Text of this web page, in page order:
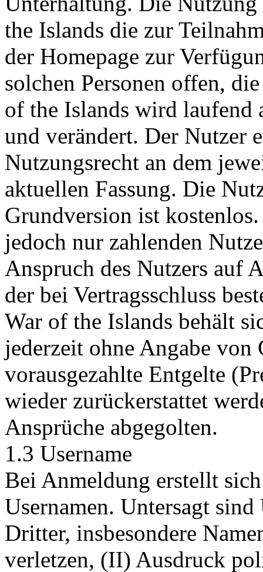
the Islands die zur
der Homepage zur
solchen Personen offen,
of the Islands wird laufend
und verändert. Der Nutzer
Nutzungsrecht an dem
aktuellen Fassung. Die
Grundversion ist
jedoch nur zahlenden
Anspruch des Nutzers auf
der bei Vertragsschluss
War of the Islands behält
jederzeit ohne Angabe
vorausgezahlte Entgelte
wieder zurückerstattet
Ansprüche abgegolten.
1.3 Username
Bei Anmeldung erstellt
Usernamen. Untersagt
Dritter, insbesondere
verletzen, (II) Ausdruck